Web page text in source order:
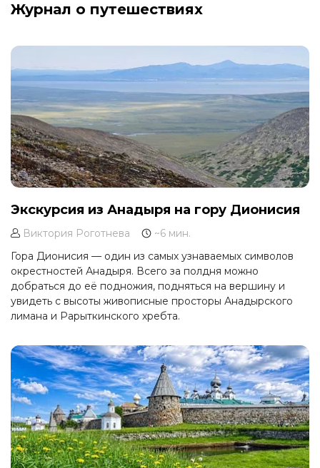
Журнал о путешествиях
Экскурсия из Анадыря на гору Дионисия
Виктория Роготнева
~6 мин.
Гора Дионисия — один из самых узнаваемых символов
окрестностей Анадыря. Всего за полдня можно
добраться до её подножия, подняться на вершину и
увидеть с высоты живописные просторы Анадырского
лимана и Рарыткинского хребта.